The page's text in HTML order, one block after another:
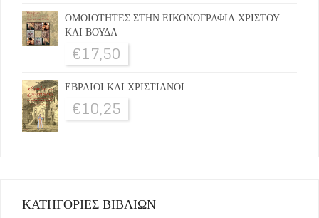
ΟΜΟΙΟΤΗΤΕΣ ΣΤΗΝ ΕΙΚΟΝΟΓΡΑΦΙΑ ΧΡΙΣΤΟΥ
ΚΑΙ ΒΟΥΔΑ
€17,50
ΕΒΡΑΙΟΙ ΚΑΙ ΧΡΙΣΤΙΑΝΟΙ
€10,25
ΚΑΤΗΓΟΡΙΕΣ ΒΙΒΛΙΩΝ